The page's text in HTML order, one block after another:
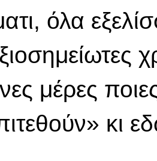
όλα
μέρες
κι